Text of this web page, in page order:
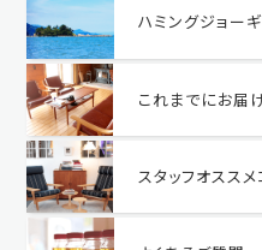
ハミングジョー
これまでにお届
スタッフオススメ